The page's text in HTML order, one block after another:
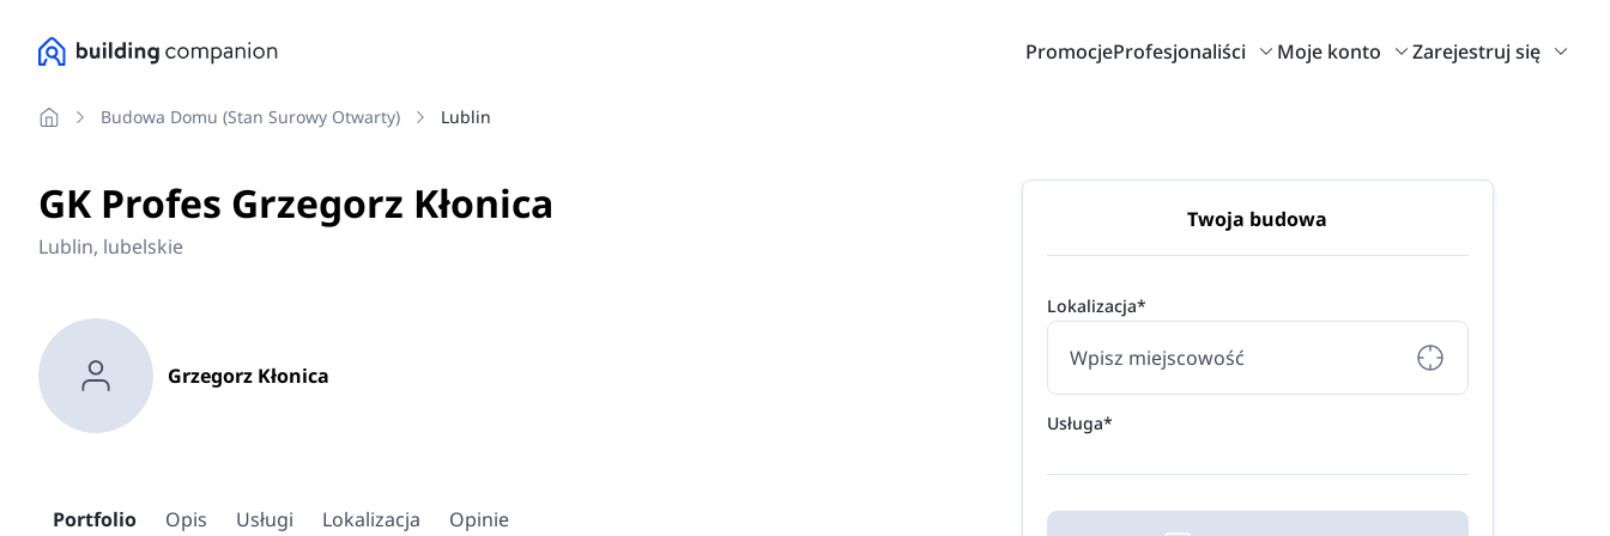
PromocjeProfesjonaliści Moje konto Zarejestruj się
Budowa Domu (stan Surowy Otwarty) Lublin
GK Profes Grzegorz Kłonica
Lublin, lubelskie
Grzegorz Kłonica
Portfolio Opis Usługi Lokalizacja Opinie
Twoja budowa
Lokalizacja*
Usługa*